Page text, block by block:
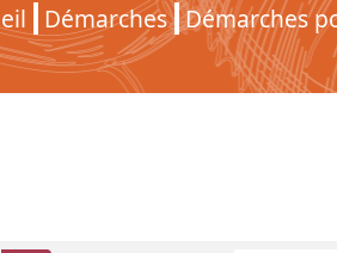
Démarches Démarches